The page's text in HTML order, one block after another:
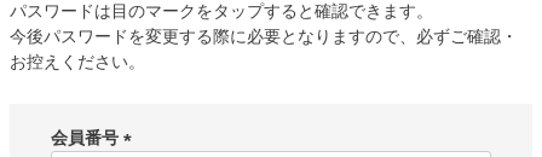
パスワードは目のマークをタップすると確認できます。
今後パスワードを変更する際に必要となりますので、必ずご確認・
お控えください。
会員番号